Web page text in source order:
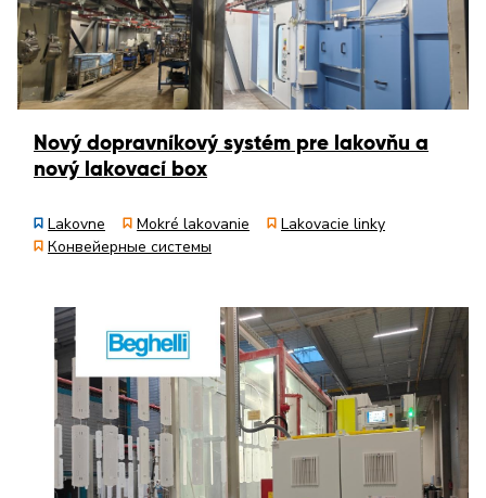
Nový dopravníkový systém pre lakovňu a
nový lakovací box
Lakovne Mokré lakovanie
Lakovacie linky
Конвейерные системы